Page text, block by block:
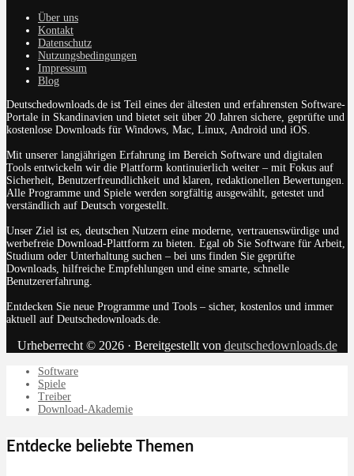
Über uns
Kontakt
Datenschutz
Nutzungsbedingungen
Impressum
Blog
Deutschedownloads.de ist Teil eines der ältesten und erfahrensten Software-
Portale in Skandinavien und bietet seit über 20 Jahren sichere, geprüfte und
kostenlose Downloads für Windows, Mac, Linux, Android und iOS.
Mit unserer langjährigen Erfahrung im Bereich Software und digitalen
Tools entwickeln wir die Plattform kontinuierlich weiter – mit Fokus auf
Sicherheit, Benutzerfreundlichkeit und klaren, redaktionellen Bewertungen.
Alle Programme und Spiele werden sorgfältig ausgewählt, getestet und
verständlich auf Deutsch vorgestellt.
Unser Ziel ist es, deutschen Nutzern eine moderne, vertrauenswürdige und
werbefreie Download-Plattform zu bieten. Egal ob Sie Software für Arbeit,
Studium oder Unterhaltung suchen – bei uns finden Sie geprüfte
Downloads, hilfreiche Empfehlungen und eine smarte, schnelle
Benutzererfahrung.
Entdecken Sie neue Programme und Tools – sicher, kostenlos und immer
aktuell auf Deutschedownloads.de.
Urheberrecht © 2026 · Bereitgestellt von deutschedownloads.de
Software
Spiele
Treiber
Download-Akademie
Entdecke beliebte Themen